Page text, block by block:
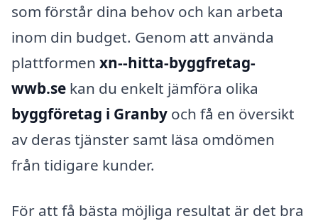
som förstår dina behov och kan arbeta
inom din budget. Genom att använda
plattformen xn--hitta-byggfretag-
wwb.se kan du enkelt jämföra olika
byggföretag i Granby och få en översikt
av deras tjänster samt läsa omdömen
från tidigare kunder.
För att få bästa möjliga resultat är det bra